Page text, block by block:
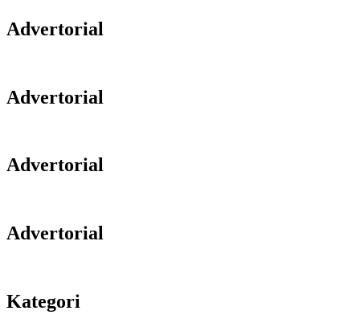
Advertorial
Advertorial
Advertorial
Advertorial
Kategori